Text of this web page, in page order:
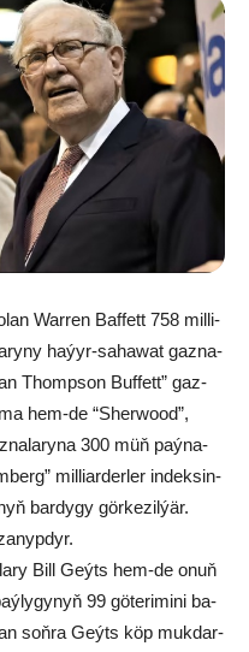
War­ren Baf­fett 758 mil­li­
ha­ýyr-sa­ha­wat gaz­na­
Thomp­son Buf­fett” gaz­
hem-de “Sher­wo­od”,
300 müň paý­na­
mil­li­ar­der­ler in­dek­sin­
bar­dy­gy gör­ke­zil­ýär.
Bill Geýts hem-de onuň
99 gö­te­ri­mi­ni ba­
soň­ra Geýts köp muk­dar­